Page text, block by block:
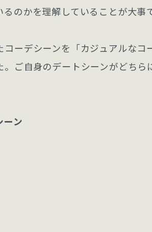
のかを理解していることが大事
ーデシーンを「カジュアルなコ
ご自身のデートシーンがどちら
ーン